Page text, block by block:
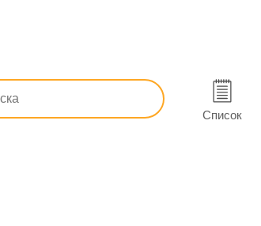
Список
Улучшающие мозговое кровообращение